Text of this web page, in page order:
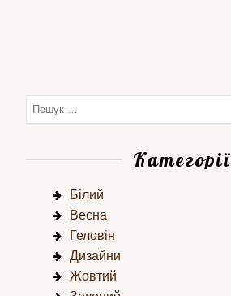
Категорії
Білий
Весна
Геловін
Дизайни
Жовтий